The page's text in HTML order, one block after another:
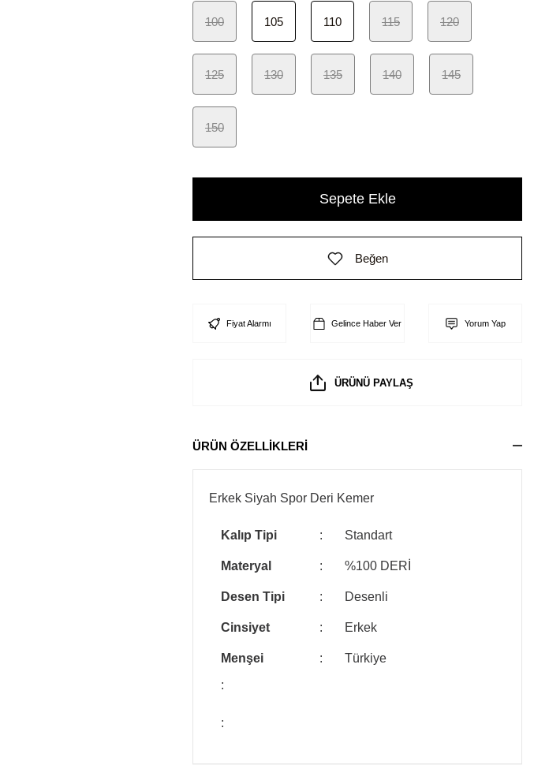
100 105 110 115 120
125 130 135 140 145
150
Sepete Ekle
Beğen
Fiyat Alarmı Gelince Haber Ver Yorum Yap
ÜRÜNÜ PAYLAŞ
ÜRÜN ÖZELLİKLERİ
Erkek Siyah Spor Deri Kemer
Kalıp Tipi : Standart
Materyal : %100 DERİ
Desen Tipi : Desenli
Cinsiyet : Erkek
Menşei :
Türkiye
:
: